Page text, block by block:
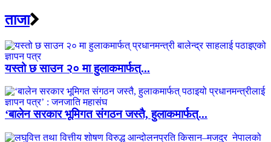
ताजा
यस्तो छ साउन २० मा हुलाकमार्फत्...
‘बालेन सरकार भूमिगत संगठन जस्तै, हुलाकमार्फत्...